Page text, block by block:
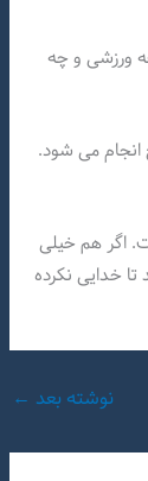
ورزشی و چه
انجام می شود.
اگر هم خیلی
تا خدایی نکرده
نوشته بعد ←